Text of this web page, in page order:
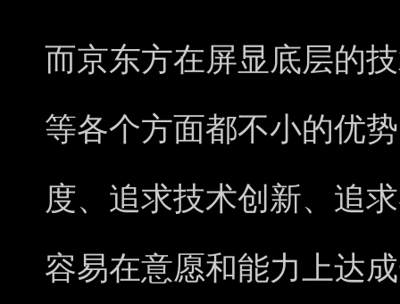
而京东方在屏显底层的
等各个方面都不小的优
度、追求技术创新、追
容易在意愿和能力上达